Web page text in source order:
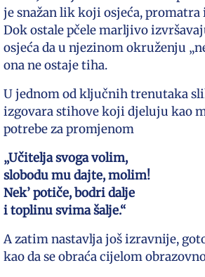
je snažan lik koji osjeća, promatra
Dok ostale pčele marljivo
osjeća da u njezinom okruženju
ona ne ostaje tiha.
U jednom od ključnih trenutaka
izgovara stihove koji djeluju kao
potrebe za promjenom
„Učitelja svoga volim,
slobodu mu dajte, molim!
Nek’ potiče, bodri dalje
i toplinu svima šalje.“
A zatim nastavlja još izravnije,
kao da se obraća cijelom